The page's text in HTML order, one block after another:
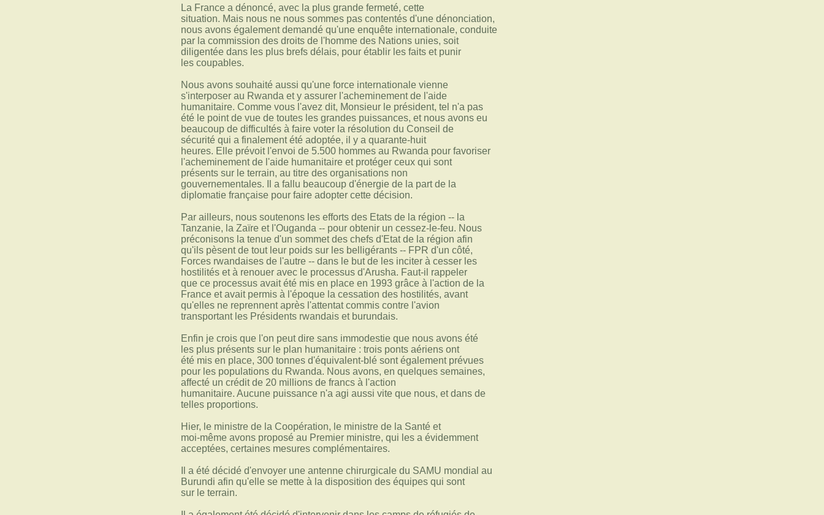
La France a dénoncé, avec la plus grande fermeté, cette
situation. Mais nous ne nous sommes pas contentés d'une dénonciation,
nous avons également demandé qu'une enquête internationale, conduite
par la commission des droits de l'homme des Nations unies, soit
diligentée dans les plus brefs délais, pour établir les faits et punir
les coupables.
Nous avons souhaité aussi qu'une force internationale vienne
s'interposer au Rwanda et y assurer l'acheminement de l'aide
humanitaire. Comme vous l'avez dit, Monsieur le président, tel n'a pas
été le point de vue de toutes les grandes puissances, et nous avons eu
beaucoup de difficultés à faire voter la résolution du Conseil de
sécurité qui a finalement été adoptée, il y a quarante-huit
heures. Elle prévoit l'envoi de 5.500 hommes au Rwanda pour favoriser
l'acheminement de l'aide humanitaire et protéger ceux qui sont
présents sur le terrain, au titre des organisations non
gouvernementales. Il a fallu beaucoup d'énergie de la part de la
diplomatie française pour faire adopter cette décision.
Par ailleurs, nous soutenons les efforts des Etats de la région -- la
Tanzanie, la Zaïre et l'Ouganda -- pour obtenir un cessez-le-feu. Nous
préconisons la tenue d'un sommet des chefs d'Etat de la région afin
qu'ils pèsent de tout leur poids sur les belligérants -- FPR d'un côté,
Forces rwandaises de l'autre -- dans le but de les inciter à cesser les
hostilités et à renouer avec le processus d'Arusha. Faut-il rappeler
que ce processus avait été mis en place en 1993 grâce à l'action de la
France et avait permis à l'époque la cessation des hostilités, avant
qu'elles ne reprennent après l'attentat commis contre l'avion
transportant les Présidents rwandais et burundais.
Enfin je crois que l'on peut dire sans immodestie que nous avons été
les plus présents sur le plan humanitaire : trois ponts aériens ont
été mis en place, 300 tonnes d'équivalent-blé sont également prévues
pour les populations du Rwanda. Nous avons, en quelques semaines,
affecté un crédit de 20 millions de francs à l'action
humanitaire. Aucune puissance n'a agi aussi vite que nous, et dans de
telles proportions.
Hier, le ministre de la Coopération, le ministre de la Santé et
moi-même avons proposé au Premier ministre, qui les a évidemment
acceptées, certaines mesures complémentaires.
Il a été décidé d'envoyer une antenne chirurgicale du SAMU mondial au
Burundi afin qu'elle se mette à la disposition des équipes qui sont
sur le terrain.